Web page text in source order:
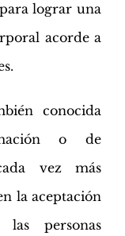
lograr una
acorde a
conocida
o de
vez más
la aceptación
personas